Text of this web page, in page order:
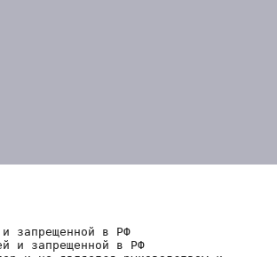
запрещенной в РФ
и запрещенной в РФ